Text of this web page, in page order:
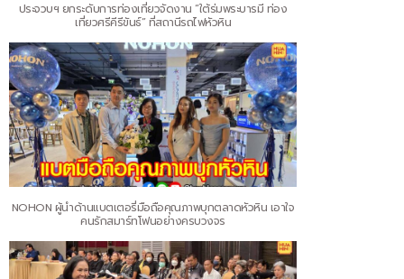
ประจวบฯ ยกระดับการท่องเที่ยวจัดงาน “ใต้ร่มพระบารมี ท่อง
เที่ยวศรีคีรีขันธ์” ที่สถานีรถไฟหัวหิน
NOHON ผู้นำด้านแบตเตอรี่มือถือคุณภาพบุกตลาดหัวหิน เอาใจ
คนรักสมาร์ทโฟนอย่างครบวงจร